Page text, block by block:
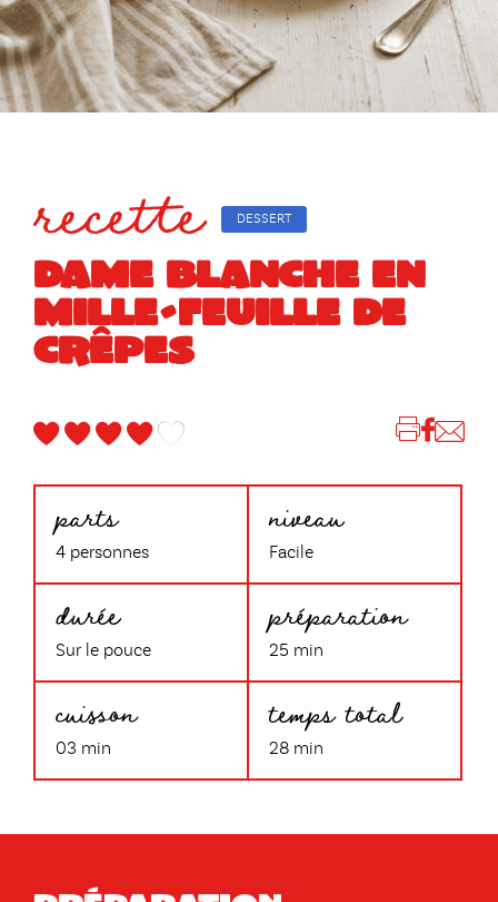
recette DESSERT
DAME BLANCHE EN
MILLE-FEUILLE DE
CRÊPES
parts
4 personnes
niveau
Facile
durée
Sur le pouce
préparation
25 min
cuisson
03 min
temps total
28 min